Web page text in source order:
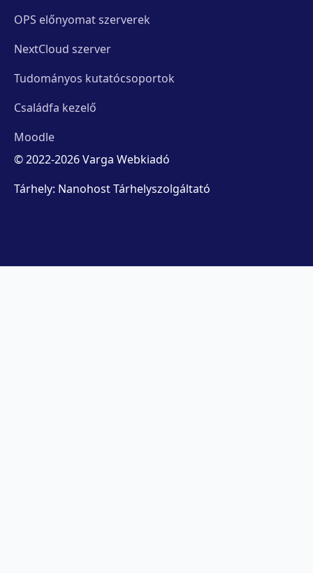
OPS előnyomat szerverek
NextCloud szerver
Tudományos kutatócsoportok
Családfa kezelő
Moodle
© 2022-2026 Varga Webkiadó
Tárhely: Nanohost Tárhelyszolgáltató